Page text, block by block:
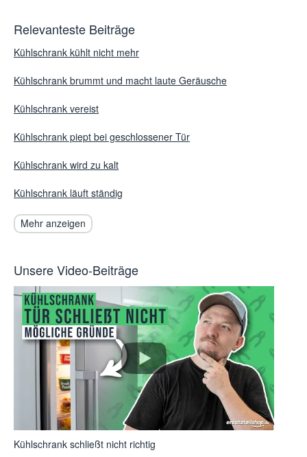
Relevanteste Beiträge
Kühlschrank kühlt nicht mehr
Kühlschrank brummt und macht laute Geräusche
Kühlschrank vereist
Kühlschrank piept bei geschlossener Tür
Kühlschrank wird zu kalt
Kühlschrank läuft ständig
Mehr anzeigen
Unsere Video-Beiträge
Kühlschrank schließt nicht richtig